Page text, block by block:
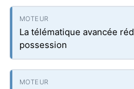
La télématique avancée
possession